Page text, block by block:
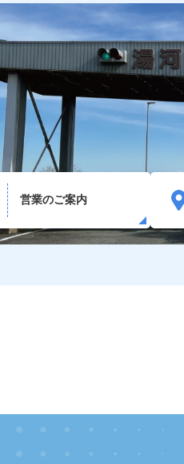
営業のご案内